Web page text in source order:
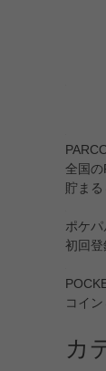
全国の
貯ま
ポケ
初回登
コイ
カ